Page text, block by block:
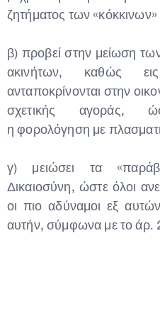
ζητήματος των
β) προβεί στην μείωση
ακινήτων, καθώς
ανταποκρίνονται στην
σχετικής αγοράς,
η φορολόγηση με
γ) μειώσει τα
Δικαιοσύνη, ώστε όλοι
οι πιο αδύναμοι εξ
αυτήν, σύμφωνα με το άρ.